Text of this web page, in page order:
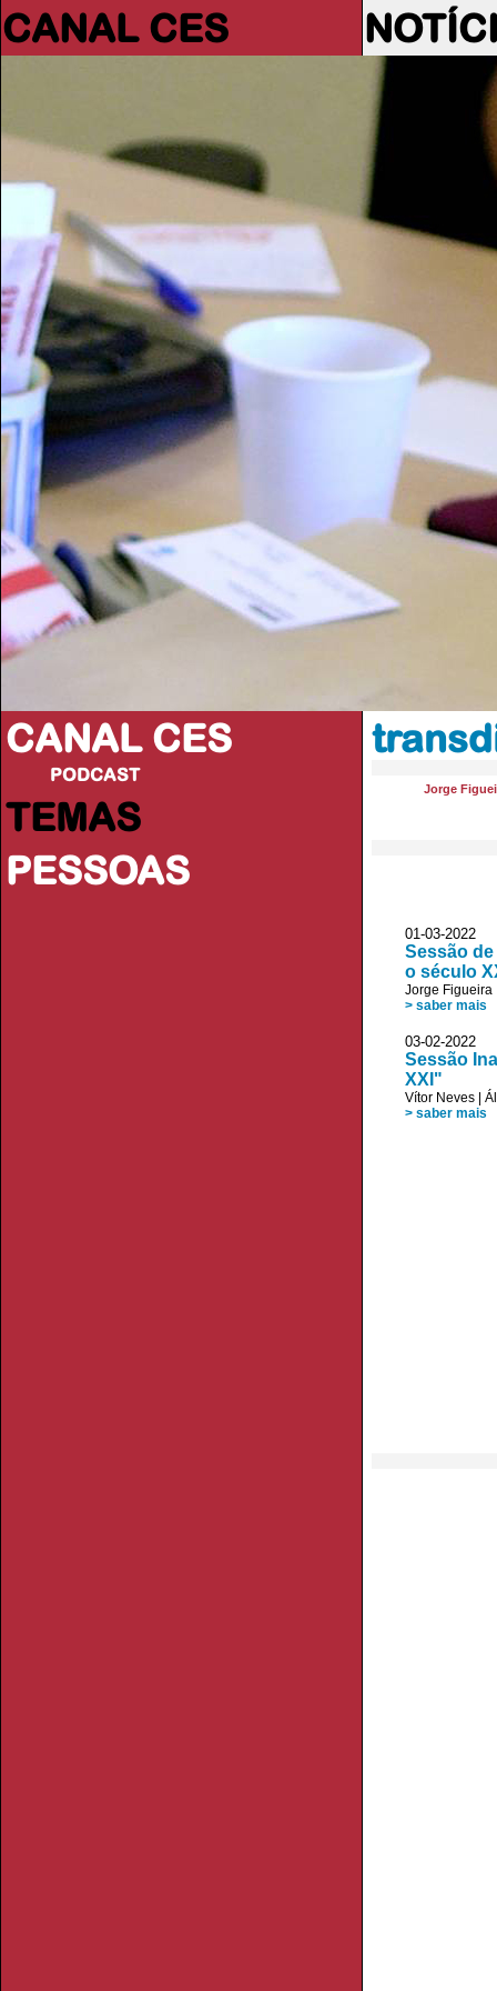
CANAL CES
CANAL CES
PODCAST
TEMAS
PESSOAS
Jorge
01-03-
Sessão
o século
Jorge Figueira
> saber mais
03-02-
Sessão
XXI"
Vítor Neves
> saber mais